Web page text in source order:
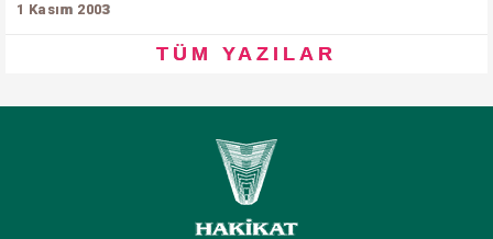
1 Kasım 2003
TÜM YAZILAR